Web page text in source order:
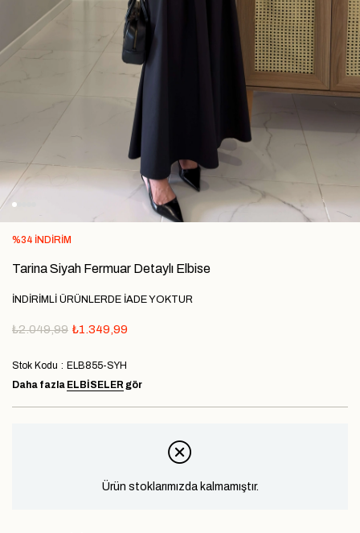
%34 İNDIRIM
Tarina Siyah Fermuar Detaylı Elbise
İNDİRİMLİ ÜRÜNLERDE İADE YOKTUR
₺2.049,99 ₺1.349,99
Stok Kodu
ELB855-SYH
Daha fazla ELBİSELER gör
Ürün stoklarımızda kalmamıştır.